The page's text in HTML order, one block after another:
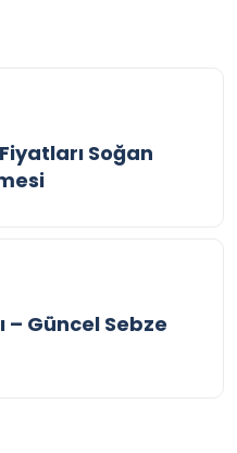
Soğan
Güncel Sebze